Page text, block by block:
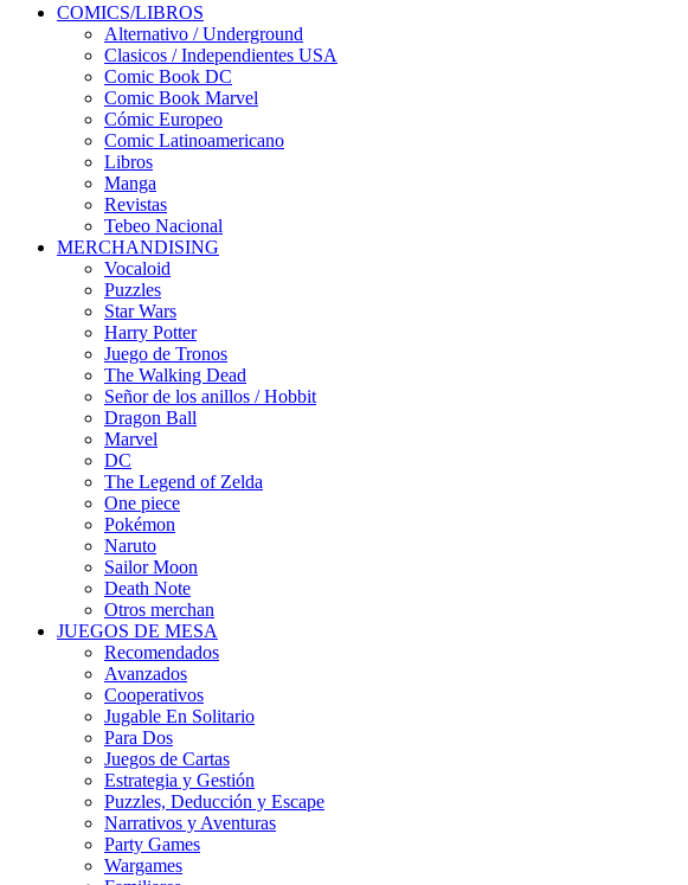
COMICS/LIBROS
Alternativo / Underground
Clasicos / Independientes USA
Comic Book DC
Comic Book Marvel
Cómic Europeo
Comic Latinoamericano
Libros
Manga
Revistas
Tebeo Nacional
MERCHANDISING
Vocaloid
Puzzles
Star Wars
Harry Potter
Juego de Tronos
The Walking Dead
Señor de los anillos / Hobbit
Dragon Ball
Marvel
DC
The Legend of Zelda
One piece
Pokémon
Naruto
Sailor Moon
Death Note
Otros merchan
JUEGOS DE MESA
Recomendados
Avanzados
Cooperativos
Jugable En Solitario
Para Dos
Juegos de Cartas
Estrategia y Gestión
Puzzles, Deducción y Escape
Narrativos y Aventuras
Party Games
Wargames